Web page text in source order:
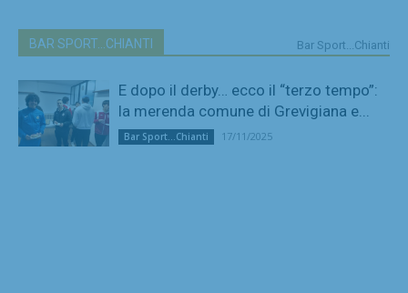
BAR SPORT...CHIANTI Bar Sport...Chianti
E dopo il derby… ecco il “terzo tempo”:
la merenda comune di Grevigiana e...
Bar Sport...Chianti 17/11/2025